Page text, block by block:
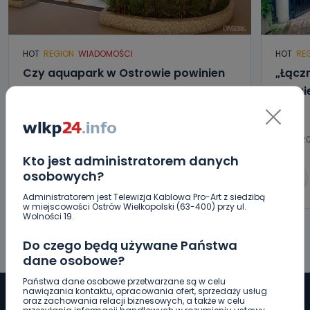
Kto jest administratorem danych
osobowych?
Administratorem jest Telewizja Kablowa Pro-Art z siedzibą
w miejscowości Ostrów Wielkopolski (63-400) przy ul.
Wolności 19.
Do czego będą używane Państwa
dane osobowe?
Państwa dane osobowe przetwarzane są w celu
nawiązania kontaktu, opracowania ofert, sprzedaży usług
oraz zachowania relacji biznesowych, a także w celu
HOT REGION WIADOMOŚCI
Czy aquapark w Ostrowie powinien
powstać? Rozpoczęły się konsultacje
07.08.2026 15:10
Arleta Zeidler
HOT